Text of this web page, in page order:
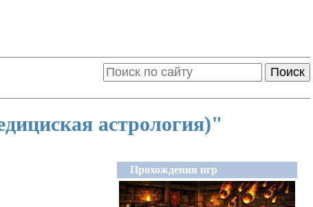
Поиск
астрология)"
Прохождения игр